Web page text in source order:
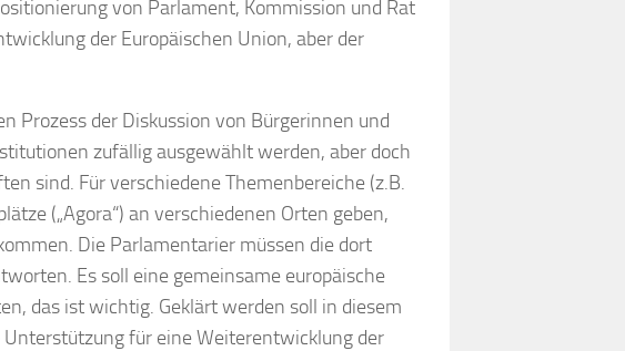
von Parlament, Kommission und Rat
der Europäischen Union, aber der
Prozess der Diskussion von Bürgerinnen und
zufällig ausgewählt werden, aber doch
sind. Für verschiedene Themenbereiche (z.B.
(„Agora“) an verschiedenen Orten geben,
Die Parlamentarier müssen die dort
Es soll eine gemeinsame europäische
das ist wichtig. Geklärt werden soll in diesem
Unterstützung für eine Weiterentwicklung der